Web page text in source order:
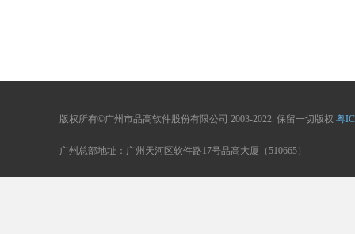
版权所有©广州市品高软件股份有限公司 2003-2022. 保留一切版权 粤
广州总部地址：广州天河区软件路17号品高大厦（510665）